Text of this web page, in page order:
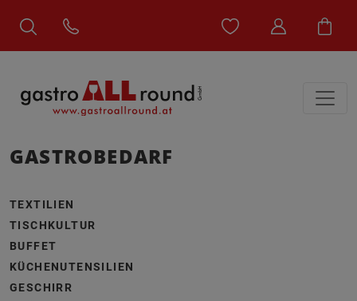
GASTROBEDARF
TEXTILIEN
TISCHKULTUR
BUFFET
KÜCHENUTENSILIEN
GESCHIRR